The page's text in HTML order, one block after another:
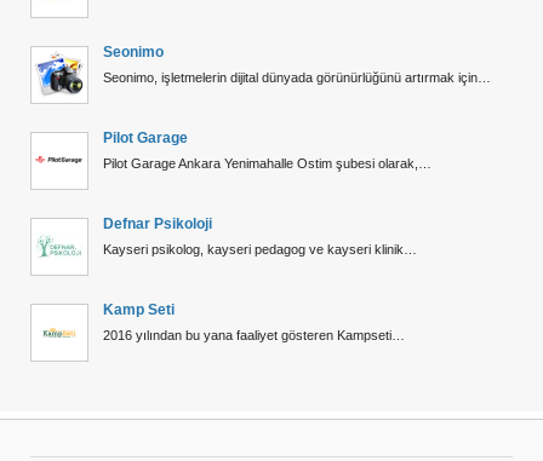
Seonimo
Seonimo, işletmelerin dijital dünyada görünürlüğünü artırmak için…
Pilot Garage
Pilot Garage Ankara Yenimahalle Ostim şubesi olarak,…
Defnar Psikoloji
Kayseri psikolog, kayseri pedagog ve kayseri klinik…
Kamp Seti
2016 yılından bu yana faaliyet gösteren Kampseti…